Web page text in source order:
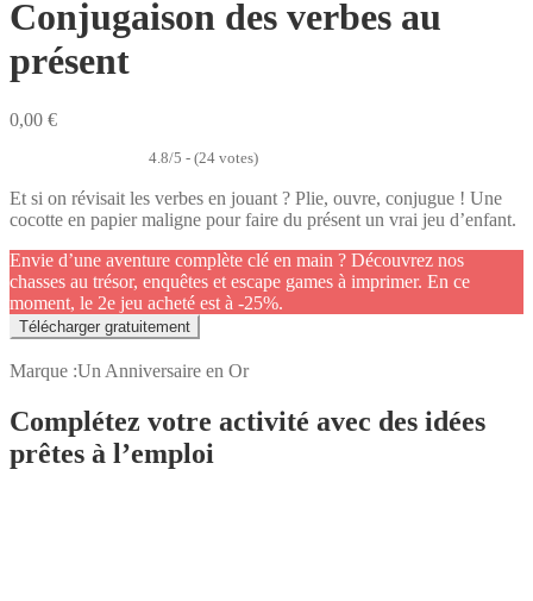
Conjugaison des verbes au
présent
0,00 €
4.8/5 - (24 votes)
Et si on révisait les verbes en jouant ? Plie, ouvre, conjugue ! Une
cocotte en papier maligne pour faire du présent un vrai jeu d’enfant.
Envie d’une aventure complète clé en main ? Découvrez nos
chasses au trésor, enquêtes et escape games à imprimer. En ce
moment, le 2e jeu acheté est à -25%.
Télécharger gratuitement
Marque :Un Anniversaire en Or
Complétez votre activité avec des idées
prêtes à l’emploi